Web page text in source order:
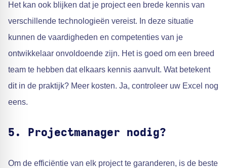
Het kan ook blijken dat je project een brede kennis van
verschillende technologieën vereist. In deze situatie
kunnen de vaardigheden en competenties van je
ontwikkelaar onvoldoende zijn. Het is goed om een breed
team te hebben dat elkaars kennis aanvult. Wat betekent
dit in de praktijk? Meer kosten. Ja, controleer uw Excel nog
eens.
5. Projectmanager nodig?
Om de efficiëntie van elk project te garanderen, is de beste